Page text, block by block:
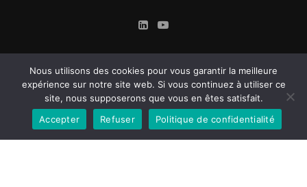
Contact
Mentions légales
Conditions Générales d’Utilisation et d’Abonnement
Nous utilisons des cookies pour vous garantir la meilleure
expérience sur notre site web. Si vous continuez à utiliser ce
site, nous supposerons que vous en êtes satisfait.
Accepter
Refuser Politique de confidentialité